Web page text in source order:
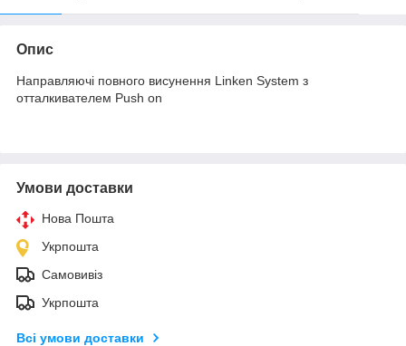
Опис
Направляючі повного висунення Linken System з
отталкивателем Push on
Умови доставки
Нова Пошта
Укрпошта
Самовивіз
Укрпошта
Всі умови доставки